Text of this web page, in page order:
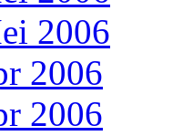
2006
2006
2006